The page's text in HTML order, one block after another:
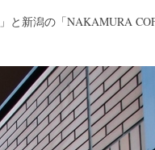
」と新潟の「NAKAMURA